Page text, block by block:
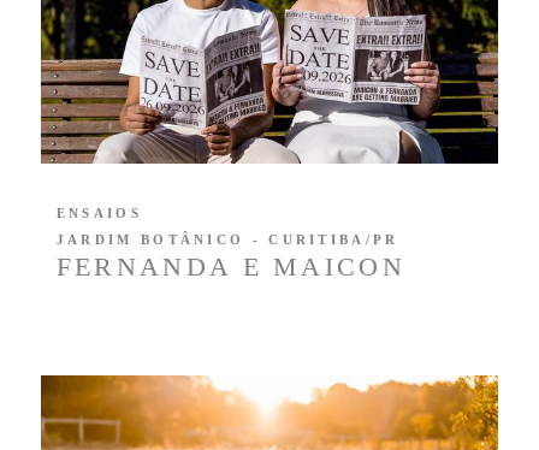
FERNANDA E MAICON
ENSAIOS
JARDIM BOTÂNICO - CURITIBA/PR